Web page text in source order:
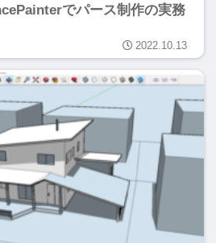
でパース制作の実務
2022.10.13